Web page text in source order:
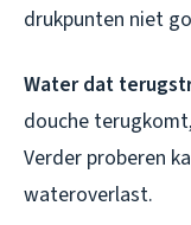
drukpunten niet
Water dat
douche
Verder proberen
wateroverlast.